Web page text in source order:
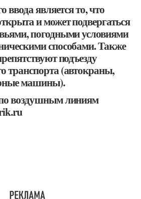
ввода является то, что
и может подвергаться
погодными условиями
способами. Также
подъезду
транспорта (автокраны,
машины).
воздушным линиям